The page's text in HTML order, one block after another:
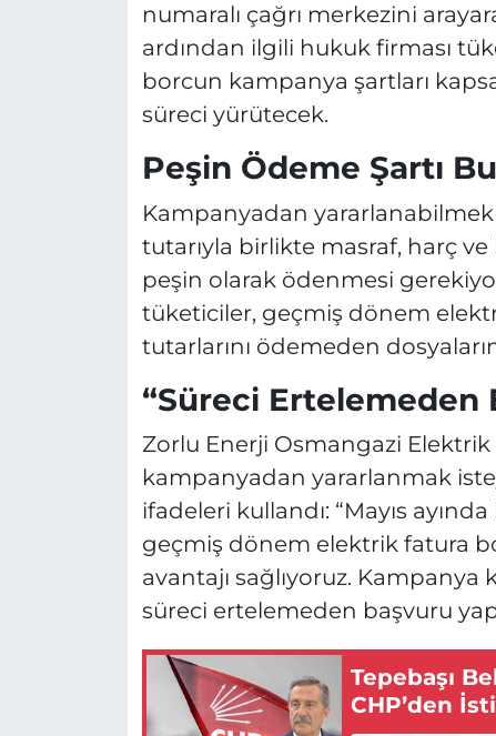
numaralı çağrı merkezini
ardından ilgili hukuk firması
borcun kampanya şartları
süreci yürütecek.
Peşin Ödeme Şartı
Kampanyadan yararlanabilmek
tutarıyla birlikte masraf, harç
peşin olarak ödenmesi
tüketiciler, geçmiş dönem
tutarlarını ödemeden
“Süreci Ertelemeden
Zorlu Enerji Osmangazi
kampanyadan yararlanmak
ifadeleri kullandı: “Mayıs
geçmiş dönem elektrik fatura
avantajı sağlıyoruz.
süreci ertelemeden başvuru
Tepebaşı
CHP’den